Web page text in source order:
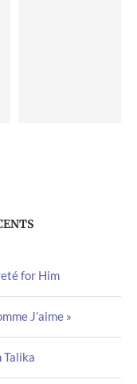
for Him
J’aime »
Talika